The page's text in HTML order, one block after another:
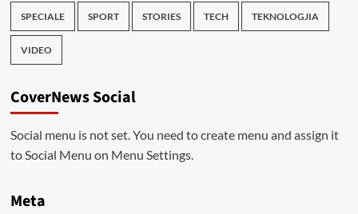
SPECIALE SPORT STORIES TECH TEKNOLOGJIA
VIDEO
CoverNews Social
Social menu is not set. You need to create menu and assign it
to Social Menu on Menu Settings.
Meta